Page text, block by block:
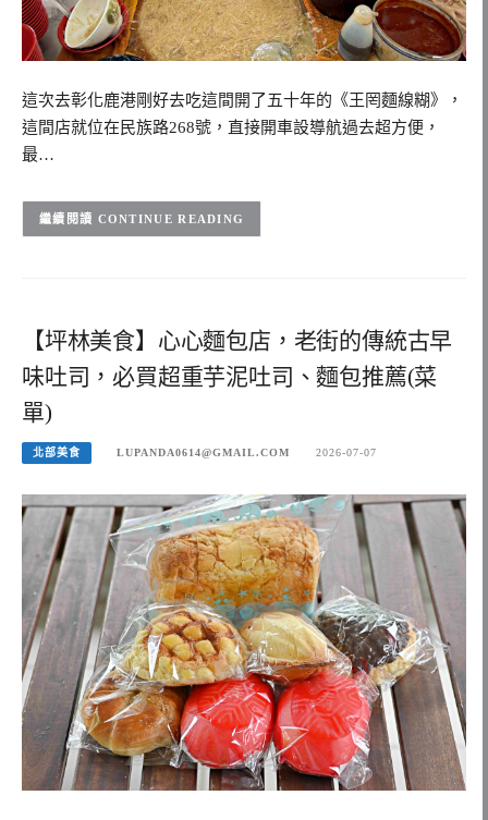
這次去彰化鹿港剛好去吃這間開了五十年的《王罔麵線糊》，
這間店就位在民族路268號，直接開車設導航過去超方便，
最…
CONTINUE READING
【坪林美食】心心麵包店，老街的傳統古早
味吐司，必買超重芋泥吐司、麵包推薦(菜
單)
北部美食 LUPANDA0614@GMAIL.COM 2026-07-07